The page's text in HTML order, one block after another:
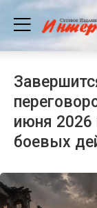
июня 2026
боевых